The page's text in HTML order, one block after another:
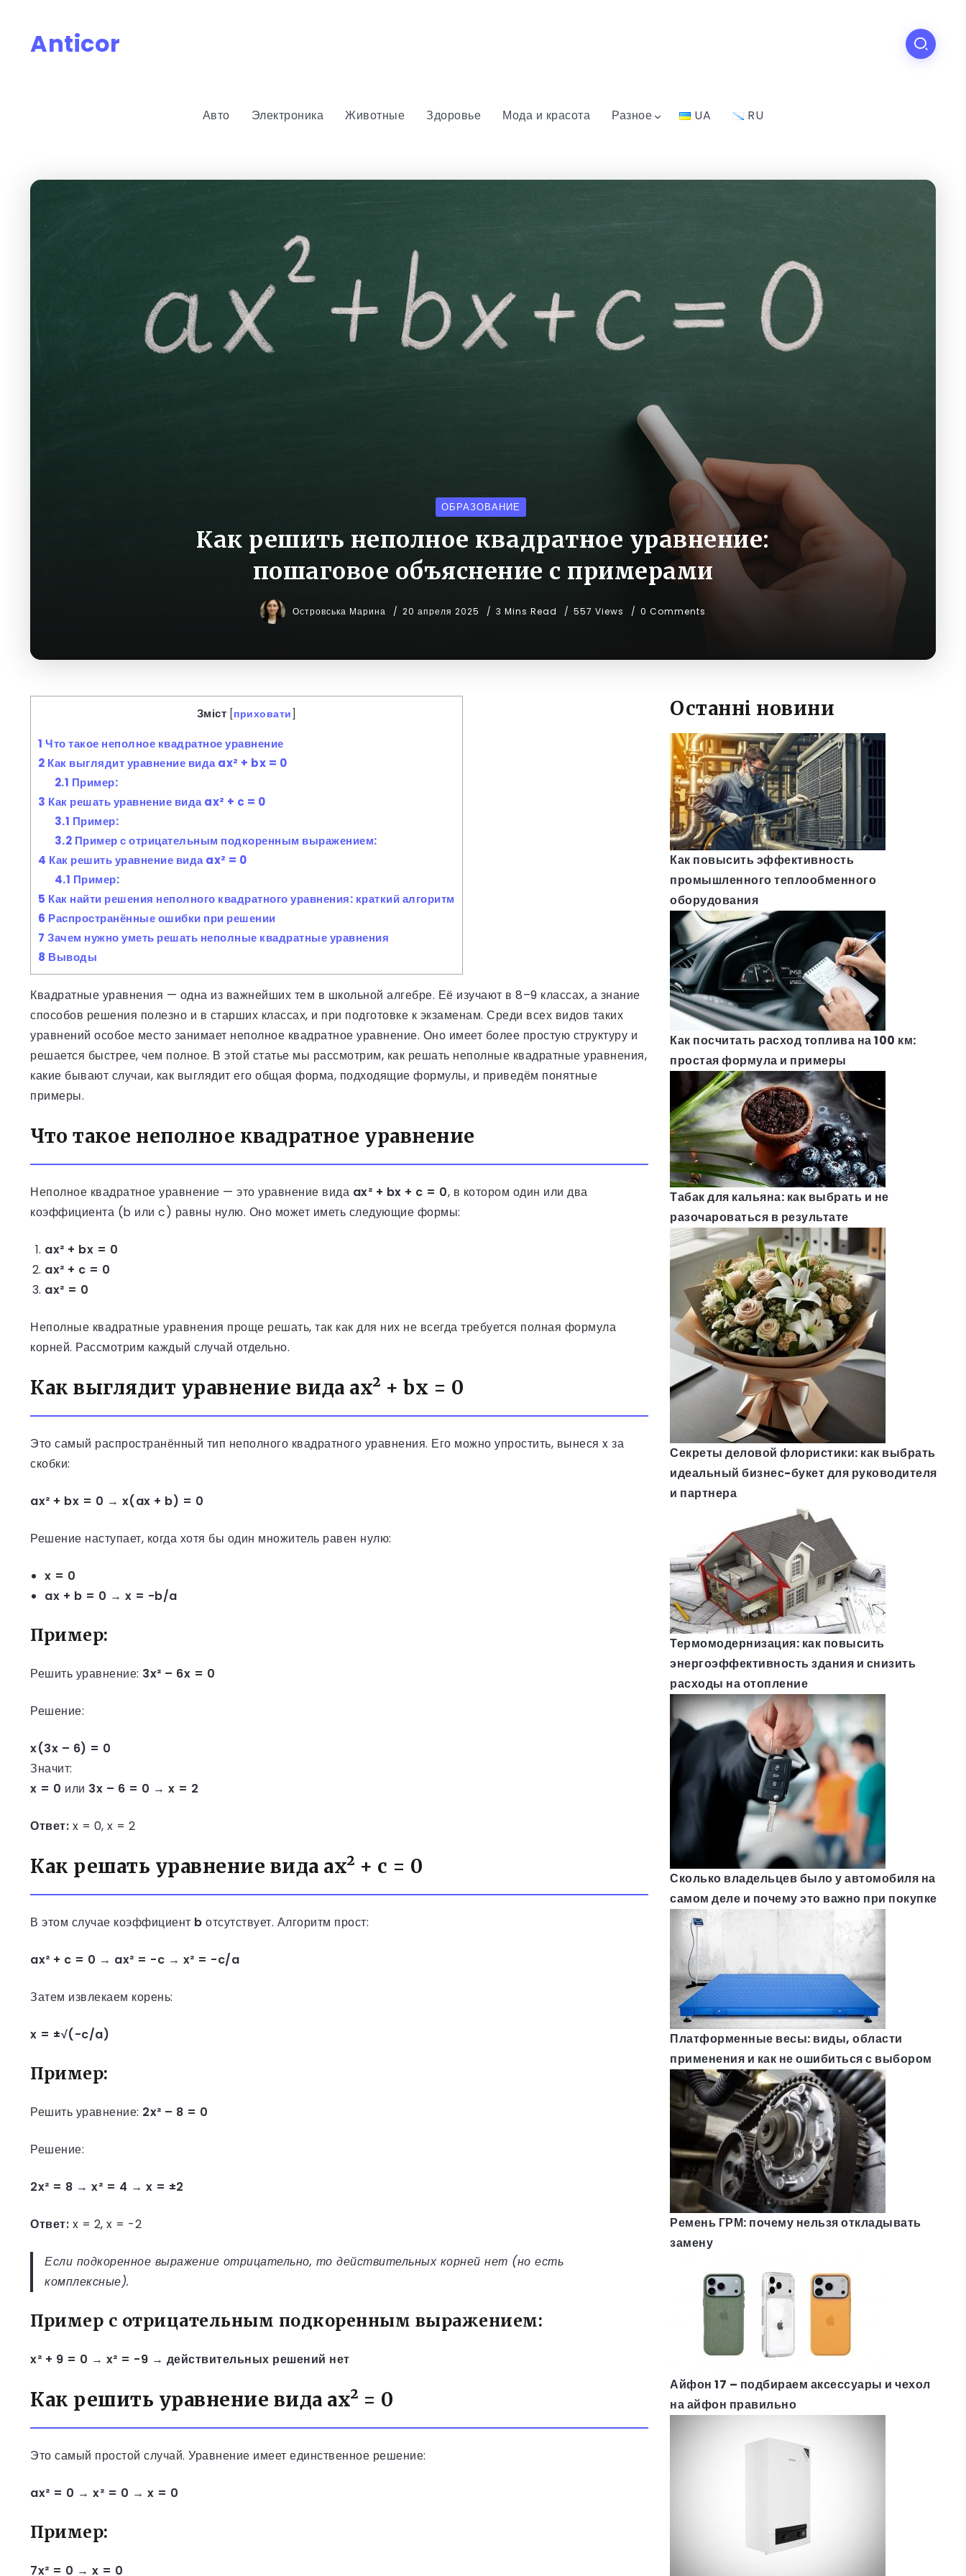
Anticor
Авто Электроника Животные Здоровье Мода и красота Разное UA RU
ОБРАЗОВАНИЕ
Как решить неполное квадратное уравнение:
пошаговое объяснение с примерами
Островська Марина 20 апреля 2025 3 Mins Read 557 Views 0 Comments
Зміст [приховати ]
1 Что такое неполное квадратное уравнение
2 Как выглядит уравнение вида ax² + bx = 0
2.1 Пример:
3 Как решать уравнение вида ax² + c = 0
3.1 Пример:
3.2 Пример с отрицательным подкоренным выражением:
4 Как решить уравнение вида ax² = 0
4.1 Пример:
5 Как найти решения неполного квадратного уравнения: краткий алгоритм
6 Распространённые ошибки при решении
7 Зачем нужно уметь решать неполные квадратные уравнения
8 Выводы
Квадратные уравнения — одна из важнейших тем в школьной алгебре. Её изучают в 8–9 классах, а знание
способов решения полезно и в старших классах, и при подготовке к экзаменам. Среди всех видов таких
уравнений особое место занимает неполное квадратное уравнение. Оно имеет более простую структуру и
решается быстрее, чем полное. В этой статье мы рассмотрим, как решать неполные квадратные уравнения,
какие бывают случаи, как выглядит его общая форма, подходящие формулы, и приведём понятные
примеры.
Что такое неполное квадратное уравнение
Неполное квадратное уравнение — это уравнение вида ax² + bx + c = 0, в котором один или два
коэффициента (b или c) равны нулю. Оно может иметь следующие формы:
ax² + bx = 0
ax² + c = 0
ax² = 0
Неполные квадратные уравнения проще решать, так как для них не всегда требуется полная формула
корней. Рассмотрим каждый случай отдельно.
Как выглядит уравнение вида ax² + bx = 0
Это самый распространённый тип неполного квадратного уравнения. Его можно упростить, вынеся x за
скобки:
ax² + bx = 0 → x(ax + b) = 0
Решение наступает, когда хотя бы один множитель равен нулю:
x = 0
ax + b = 0 → x = -b/a
Пример:
Решить уравнение: 3x² – 6x = 0
Решение:
x(3x – 6) = 0
Значит:
x = 0 или 3x – 6 = 0 → x = 2
Ответ: x = 0, x = 2
Как решать уравнение вида ax² + c = 0
В этом случае коэффициент b отсутствует. Алгоритм прост:
ax² + c = 0 → ax² = -c → x² = -c/a
Затем извлекаем корень:
x = ±√(-c/a)
Пример:
Решить уравнение: 2x² – 8 = 0
Решение:
2x² = 8 → x² = 4 → x = ±2
Ответ: x = 2, x = -2
Если подкоренное выражение отрицательно, то действительных корней нет (но есть
комплексные).
Пример с отрицательным подкоренным выражением:
x² + 9 = 0 → x² = -9 → действительных решений нет
Как решить уравнение вида ax² = 0
Это самый простой случай. Уравнение имеет единственное решение:
ax² = 0 → x² = 0 → x = 0
Пример:
7x² = 0 → x = 0
Останні новини
Как повысить эффективность
промышленного теплообменного
оборудования
Как посчитать расход топлива на 100 км:
простая формула и примеры
Табак для кальяна: как выбрать и не
разочароваться в результате
Секреты деловой флористики: как выбрать
идеальный бизнес-букет для руководителя
и партнера
Термомодернизация: как повысить
энергоэффективность здания и снизить
расходы на отопление
Сколько владельцев было у автомобиля на
самом деле и почему это важно при покупке
Платформенные весы: виды, области
применения и как не ошибиться с выбором
Ремень ГРМ: почему нельзя откладывать
замену
Айфон 17 – подбираем аксессуары и чехол
на айфон правильно